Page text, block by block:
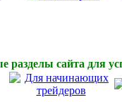
разделы сайта для